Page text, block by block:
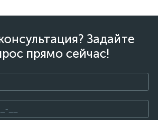
Задайте
прямо сейчас!